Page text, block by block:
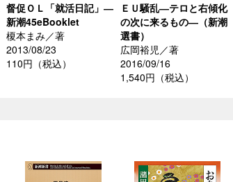
督促ＯＬ「就活日記」―
新潮45eBooklet
榎本まみ／著
2013/08/23
110円（税込）
ＥＵ騒乱―テロと右傾化
の次に来るもの―（新潮
選書）
広岡裕児／著
2016/09/16
1,540円（税込）